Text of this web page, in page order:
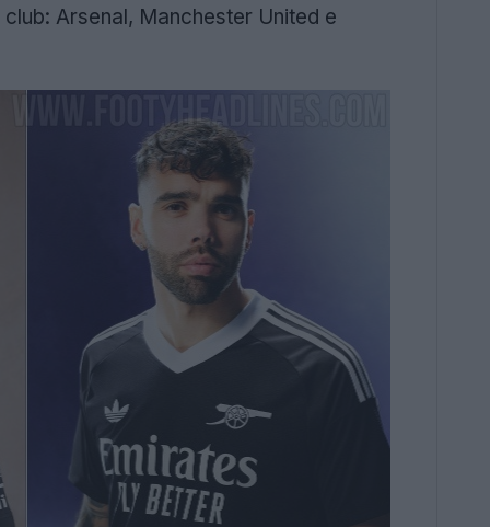
Arsenal, Manchester United e